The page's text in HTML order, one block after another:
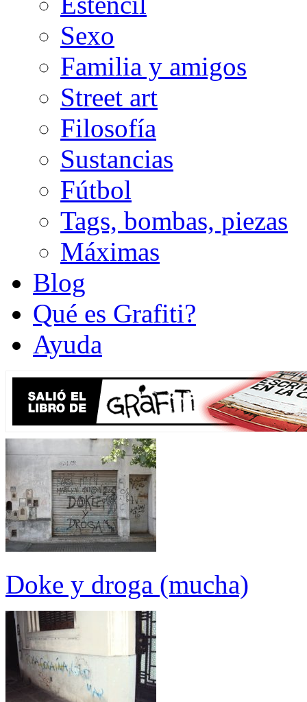
Sexo
Familia y amigos
Street art
Filosofía
Sustancias
Fútbol
Tags, bombas, piezas
Máximas
Blog
Qué es Grafiti?
Ayuda
Doke y droga (mucha)